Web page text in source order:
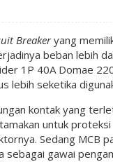
Breakeryang
beban lebih
1P 40A Domae
lebih seketika
kontak yang
untuk
Sedang MCB
gawai